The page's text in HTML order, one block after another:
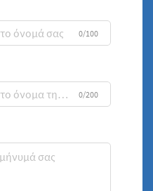
0/100
0/200